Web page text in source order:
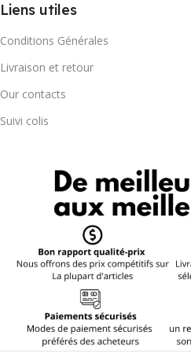
Liens utiles
Conditions Générales
Livraison et retour
Our contacts
Suivi colis
1 Set